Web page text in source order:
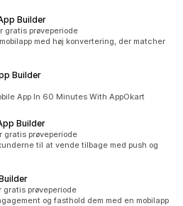
Builder
gratis prøveperiode
med høj konvertering, der matcher
Builder
App In 60 Minutes With AppOkart
Builder
gratis prøveperiode
til at vende tilbage med push og
gratis prøveperiode
og fasthold dem med en mobilapp